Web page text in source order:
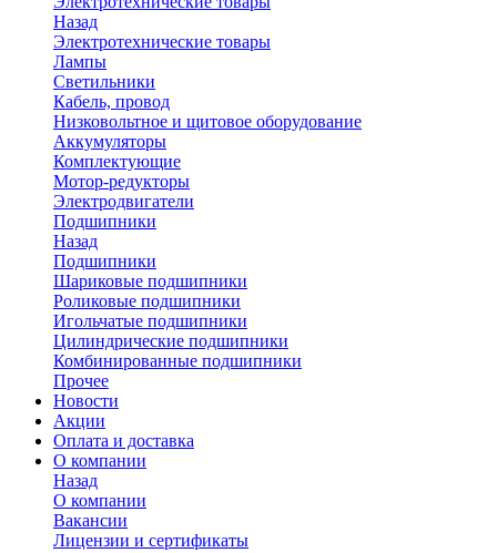
Назад
Электротехнические товары
Лампы
Светильники
Кабель, провод
Низковольтное и щитовое оборудование
Аккумуляторы
Комплектующие
Мотор-редукторы
Электродвигатели
Подшипники
Назад
Подшипники
Шариковые подшипники
Роликовые подшипники
Игольчатые подшипники
Цилиндрические подшипники
Комбинированные подшипники
Прочее
Новости
Акции
Оплата и доставка
О компании
Назад
О компании
Вакансии
Лицензии и сертификаты